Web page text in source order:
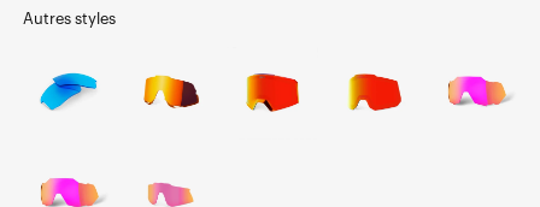
Autres styles